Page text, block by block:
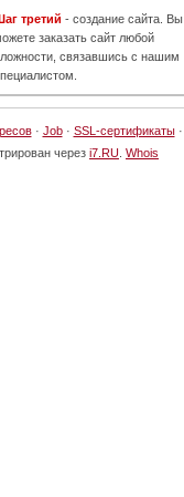
третий - создание сайта. Вы
заказать сайт любой
связавшись с нашим
· Job· SSL-сертификаты·
через i7.RU Whois